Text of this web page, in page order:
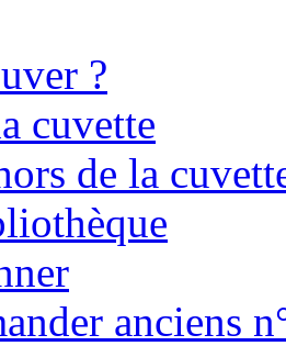
?
cuvette
de la
anciens